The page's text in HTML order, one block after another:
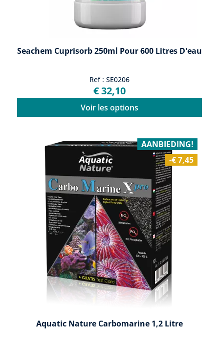
Seachem Cuprisorb 250ml Pour 600 Litres D'eau
Ref : SE0206
€ 32,10
Voir les options
Aquatic Nature Carbomarine 1,2 Litre
AANBIEDING!
-€ 7,45